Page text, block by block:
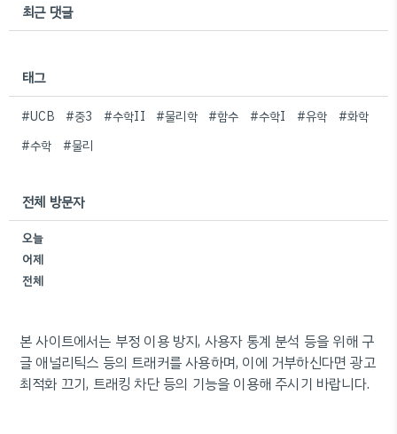
최근 댓글
태그
#UCB #중3 #수학II #물리학 #함수 #수학I #유학
#화학
#수학
#물리
전체 방문자
오늘
어제
전체
본 사이트에서는 부정 이용 방지, 사용자 통계 분석 등을 위해 구
글 애널리틱스 등의 트래커를 사용하며, 이에 거부하신다면 광고
최적화 끄기, 트래킹 차단 등의 기능을 이용해 주시기 바랍니다.